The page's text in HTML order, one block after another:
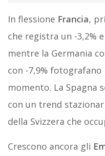
In flessione Francia,
che registra un -3,2%
mentre la Germania
con -7,9%
momento. La Spagna
con un trend
della Svizzera che
Crescono ancora gli